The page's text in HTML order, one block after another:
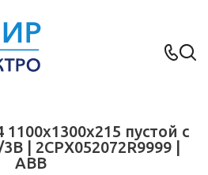
пустой с
| 2CPX052072R9999 |
ABB